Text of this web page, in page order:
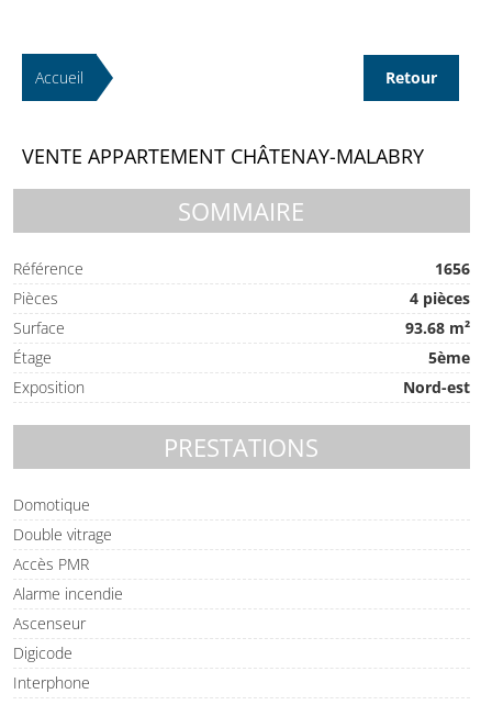
Accueil Retour
VENTE APPARTEMENT CHÂTENAY-MALABRY
SOMMAIRE
Référence
1656
Pièces
4 pièces
Surface
93.68 m²
Étage
5ème
Exposition
Nord-est
PRESTATIONS
Domotique
Double vitrage
Accès PMR
Alarme incendie
Ascenseur
Digicode
Interphone